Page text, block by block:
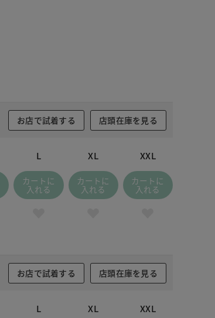
お店で試着する 店頭在庫を見る
L
カートに
入れる
XL
カートに
入れる
XXL
カートに
入れる
お店で試着する 店頭在庫を見る
L XL XXL